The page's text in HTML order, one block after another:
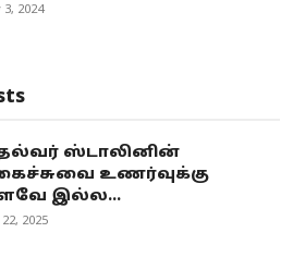
3, 2024
ஸ்டாலினின்
உணர்வுக்கு
இல்ல...
2025